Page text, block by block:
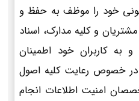
خود را موظف به حفظ و
و کلیه مدارک، اسناد
به کاربران خود اطمینان
در خصوص رعایت کلیه اصول
امنیت اطلاعات انجام